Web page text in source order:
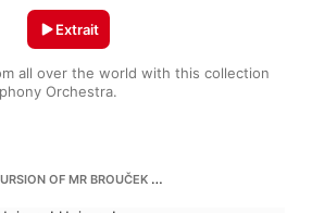
all over the world with this collection
Orchestra.
Extrait
L. JANÁČEK: THE EXCURSION OF MR BROUČEK TO THE 15TH CENTURY, JW I/7, PT. 2, ACT 4